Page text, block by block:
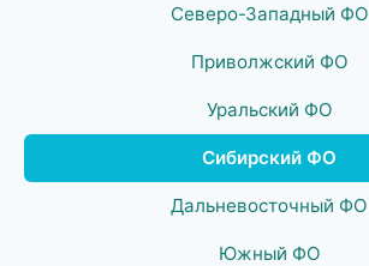
Северо-Западный ФО
Приволжский ФО
Уральский ФО
Сибирский ФО
Дальневосточный ФО
Южный ФО